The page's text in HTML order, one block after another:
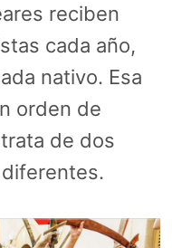
reciben
cada año,
nativo. Esa
orden de
de dos